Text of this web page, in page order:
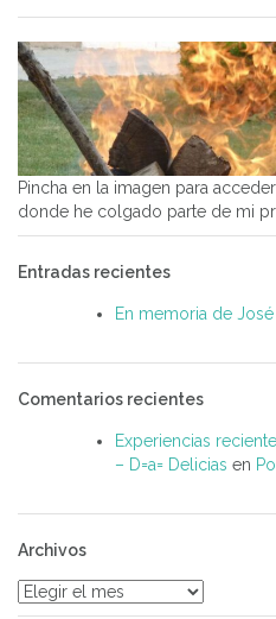
Pincha en la imagen para
donde he colgado parte de mi
Entradas recientes
En memoria de José
Comentarios recientes
Experiencias
– D=a= Delicias en
Archivos
Archivos